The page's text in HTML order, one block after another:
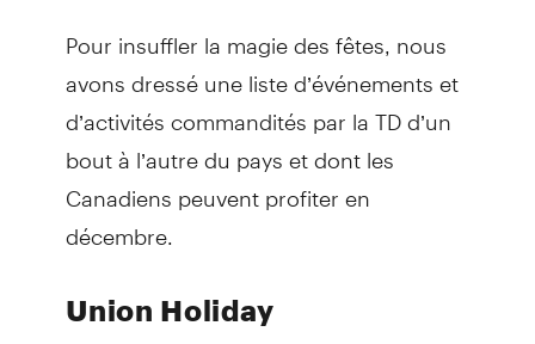
Pour insuffler la magie des fêtes, nous
avons dressé une liste d’événements et
d’activités commandités par la TD d’un
bout à l’autre du pays et dont les
Canadiens peuvent profiter en
décembre.
Union Holiday